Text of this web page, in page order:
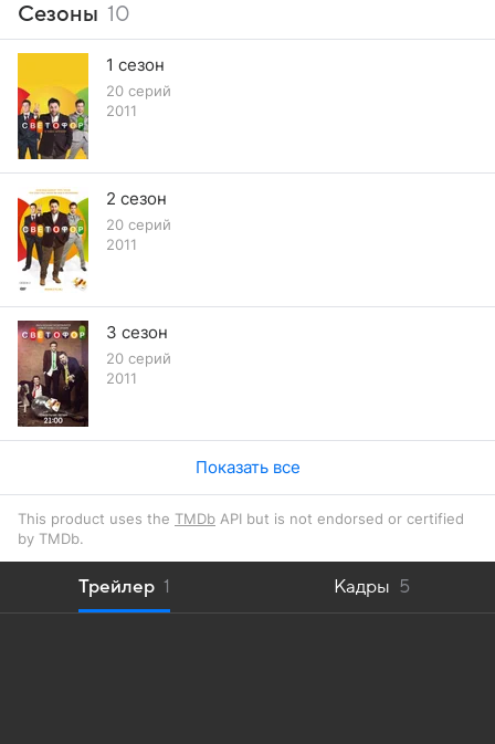
Сезоны 10
1 сезон
20 серий
2011
2 сезон
20 серий
2011
3 сезон
20 серий
2011
Показать все
This product uses the TMDb API but is not endorsed or certified
by TMDb.
Трейлер 1 Кадры 5